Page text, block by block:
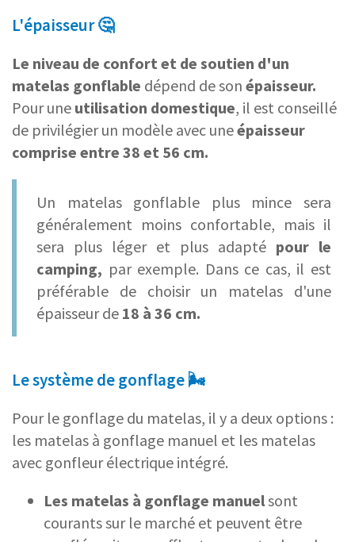
L'épaisseur🤔
Le niveau de confort et de soutien d'un
matelas gonflable dépend de son épaisseur.
Pour une utilisation domestique, il est conseillé
de privilégier un modèle avec uneépaisseur
comprise entre 38 et 56 cm.
Un matelas gonflable plus mince sera
généralement moins confortable, mais il
sera plus léger et plus adapté pour le
camping, par exemple. Dans ce cas, il est
préférable de choisir un matelas d'une
épaisseur de 18 à 36 cm.
Le système de gonflage 🌬️
Pour le gonflage du matelas, il y a deux options :
les matelas à gonflage manuel et les matelas
avec gonfleur électrique intégré.
Les matelas à gonflage manuelsont
courants sur le marché et peuvent être